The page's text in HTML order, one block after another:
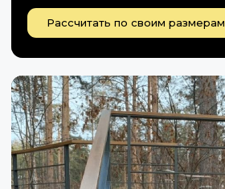
Рассчитать по своим размерам